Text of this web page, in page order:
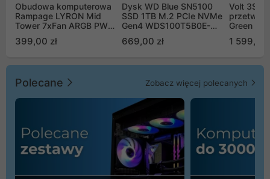
Obudowa komputerowa
Rampage LYRON Mid
Tower 7xFan ARGB PWM
399,00 zł
Dysk WD Blue SN5100
SSD 1TB M.2 PCIe NVMe
Gen4 WDS100T5B0E-
669,00 zł
Volt
Green
1 599,00
Polecane Zobacz więcej polecanych